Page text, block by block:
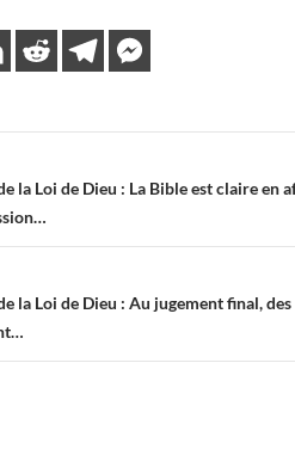
la Loi de Dieu : La Bible est claire en
la Loi de Dieu : Au jugement final,